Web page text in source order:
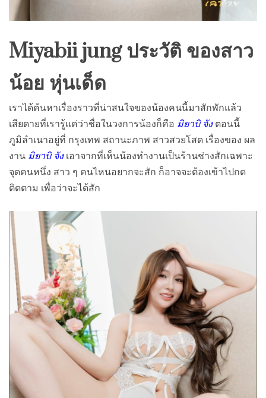
Miyabii jung ประวัติ ของสาว
น้อย หุ่นเด็ด
เราได้ค้นหาเรื่องราวที่น่าสนใจของน้องคนนี้มาสักพักแล้ว
เสียดายที่เรารู้แค่ว่าชื่อในวงการน้องก็คือ มิยาบิ จังตอนนี้
ภูมิลำเนาอยู่ที่ กรุงเทพ สถานะภาพ สาวสวยโสด เรื่องของ ผล
งาน มิยาบิ จังเอาจากที่เห็นน้องทำงานเป็นร้านช่างสักเฉพาะ
จุดคนหนึ่ง สาว ๆ คนไหนอยากจะสัก ก็อาจจะต้องเข้าไปกด
ติดตาม เพื่อว่าจะได้สัก